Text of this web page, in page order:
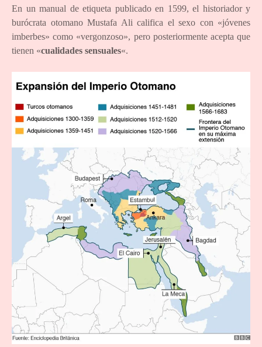
En un manual de etiqueta publicado en 1599, el historiador y
burócrata otomano Mustafa Ali califica el sexo con «jóvenes
imberbes» como «vergonzoso», pero posteriormente acepta que
tienen «cualidades sensuales«.